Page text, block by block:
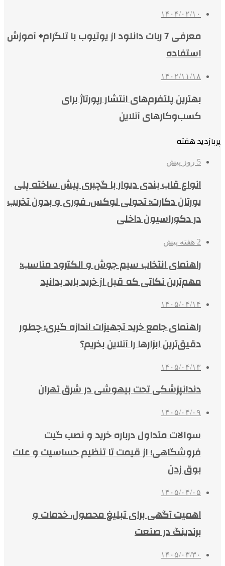
۱۴۰۴/۰۲/۱۰
معرفی 7 ربات دانلود از یوتیوب با تلگرام+ آموزش
استفاده
۱۴۰۲/۱۱/۱۸
بهترین پلتفرم‌های انتشار رپورتاژ برای
کسب‌وکارهای آنلاین
پربازدید هفته
5 روز پیش
انواع قاب بندی دیوار با گچبری پیش ساخته پلی
یورتان دکارت؛ تحولی لوکس، فوری و بدون تخریب
در دکوراسیون داخلی
2 هفته پیش
راهنمای انتخاب سیم جوش و الکترود مناسب؛
مهم‌ترین نکاتی که قبل از خرید باید بدانید
۱۴۰۵/۰۴/۱۴
راهنمای جامع خرید تجهیزات اندازه گیری؛ چطور
دقیق‌ترین ابزارها را آنلاین بخریم؟
۱۴۰۵/۰۴/۱۳
دندانپزشکی تحت بیهوشی در شرق تهران
۱۴۰۵/۰۴/۰۹
سوالات متداول درباره خرید و نصب گیت
فروشگاهی؛ از قیمت تا تنظیم حساسیت و علت
بوق زدن
۱۴۰۵/۰۴/۰۵
اهمیت آگهی برای تبلیغ محصول، خدمات و
برندینگ در صنعت
۱۴۰۵/۰۳/۳۰